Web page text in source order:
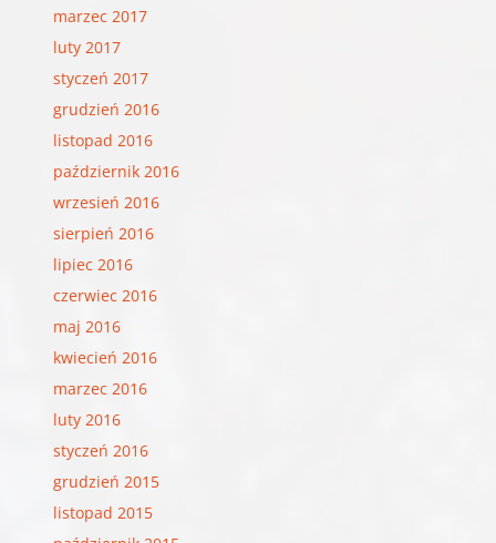
marzec 2017
luty 2017
styczeń 2017
grudzień 2016
listopad 2016
październik 2016
wrzesień 2016
sierpień 2016
lipiec 2016
czerwiec 2016
maj 2016
kwiecień 2016
marzec 2016
luty 2016
styczeń 2016
grudzień 2015
listopad 2015